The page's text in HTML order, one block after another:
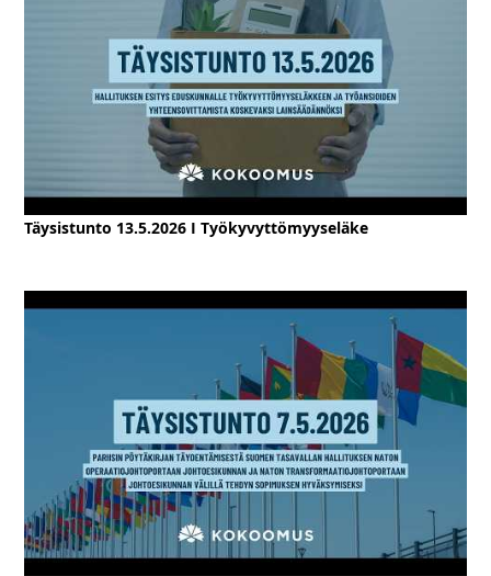
Täysistunto 13.5.2026 I Työkyvyttömyyseläke